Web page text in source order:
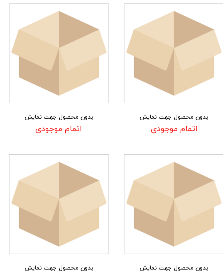
بدون محصول جهت نمایش
اتمام موجودی
بدون محصول جهت نمایش
اتمام موجودی
بدون محصول جهت نمایش بدون محصول جهت نمایش